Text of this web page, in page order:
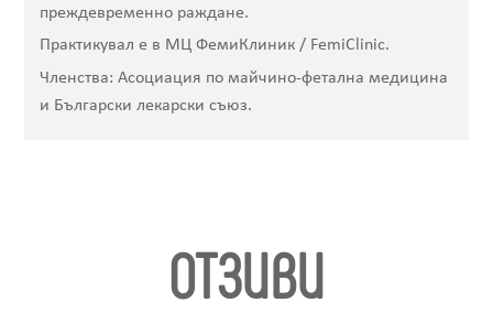
преждевременно раждане.
Практикувал е в МЦ ФемиКлиник / FemiClinic.
Членства: Асоциация по майчино-фетална медицина
и Български лекарски съюз.
ОТЗИВИ